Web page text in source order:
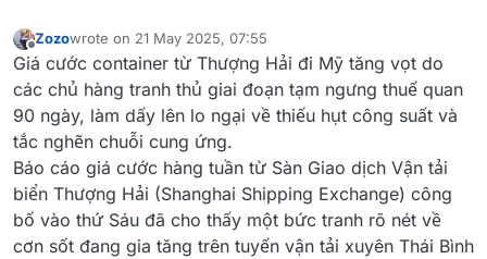
Offline
Zozowrote on 21 May 2025, 07:55
last edited by
Giá cước container từ Thượng Hải đi Mỹ tăng vọt do
các chủ hàng tranh thủ giai đoạn tạm ngưng thuế quan
90 ngày, làm dấy lên lo ngại về thiếu hụt công suất và
tắc nghẽn chuỗi cung ứng.
Báo cáo giá cước hàng tuần từ Sàn Giao dịch Vận tải
biển Thượng Hải (Shanghai Shipping Exchange) công
bố vào thứ Sáu đã cho thấy một bức tranh rõ nét về
cơn sốt đang gia tăng trên tuyến vận tải xuyên Thái Bình